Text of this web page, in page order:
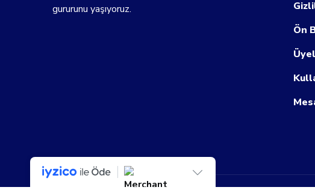
gururunu yaşıyoruz.
Ön